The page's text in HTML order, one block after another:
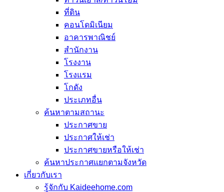
ที่ดิน
คอนโดมิเนียม
อาคารพาณิชย์
สำนักงาน
โรงงาน
โรงแรม
โกดัง
ประเภทอื่น
ค้นหาตามสถานะ
ประกาศขาย
ประกาศให้เช่า
ประกาศขายหรือให้เช่า
ค้นหาประกาศแยกตามจังหวัด
เกี่ยวกับเรา
รู้จักกับ Kaideehome.com